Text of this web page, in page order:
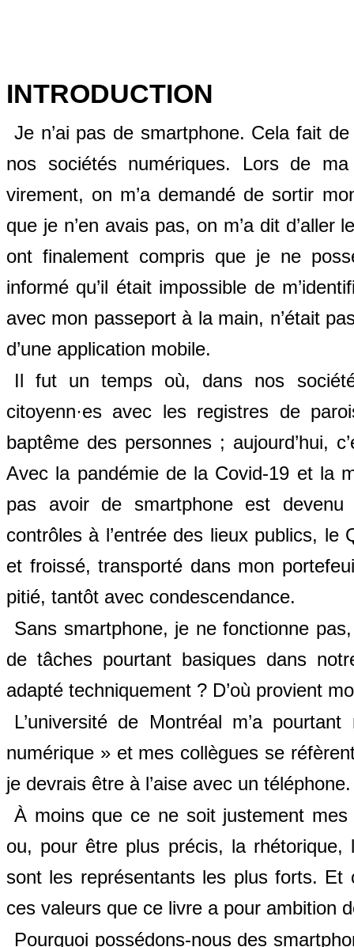
INTRODUCTION
Je n’ai pas de smartphone. Cela fait
nos sociétés numériques. Lors de
virement, on m’a demandé de sortir
que je n’en avais pas, on m’a dit
ont finalement compris que je ne
informé qu’il était impossible de
avec mon passeport à la main, n’était
d’une application mobile.
Il fut un temps où, dans nos
citoyenn·es avec les registres de
baptême des personnes ; aujourd’hui,
Avec la pandémie de la Covid-19 et la
pas avoir de smartphone est devenu
contrôles à l’entrée des lieux publics,
et froissé, transporté dans mon
pitié, tantôt avec condescendance.
Sans smartphone, je ne fonctionne
de tâches pourtant basiques dans
adapté techniquement ? D’où provient
L’université de Montréal m’a
numérique » et mes collègues se
je devrais être à l’aise avec un téléphone.
À moins que ce ne soit justement
ou, pour être plus précis, la
sont les représentants les plus forts.
ces valeurs que ce livre a pour ambition
Pourquoi possédons-nous des